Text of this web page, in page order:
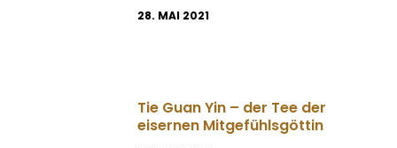
28. MAI 2021
Tie Guan Yin – der Tee der
eisernen Mitgefühlsgöttin